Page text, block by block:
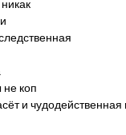
не коп
и чудодейственная